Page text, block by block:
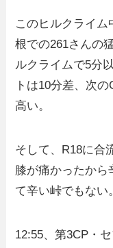
このヒルクライ
根での261さんの
ルクライムで5分
トは10分差、次
高い。
そして、R18に合
膝が痛かったから
て辛い峠でもない
12:55、第3CP・